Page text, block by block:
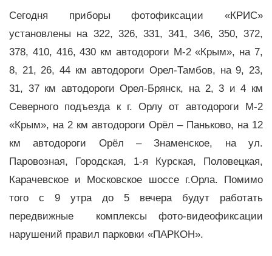
Сегодня приборы фотофиксации «КРИС»
установлены на 322, 326, 331, 341, 346, 350, 372,
378, 410, 416, 430 км автодороги М-2 «Крым», на 7,
8, 21, 26, 44 км автодороги Орел-Тамбов, на 9, 23,
31, 37 км автодороги Орел-Брянск, на 2, 3 и 4 км
Северного подъезда к г. Орлу от автодороги М-2
«Крым», на 2 км автодороги Орёл – Паньково, на 12
км автодороги Орёл – Знаменское, на ул.
Паровозная, Городская, 1-я Курская, Половецкая,
Карачевское и Московское шоссе г.Орла. Помимо
того с 9 утра до 5 вечера будут работать
передвижные комплексы фото-видеофиксации
нарушений правил парковки «ПАРКОН».